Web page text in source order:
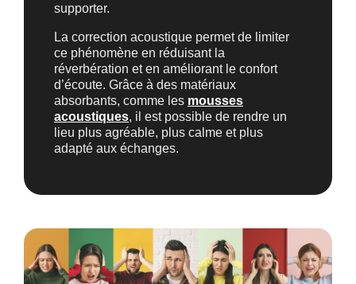
supporter.
La correction acoustique permet de limiter
ce phénomène en réduisant la
réverbération et en améliorant le confort
d’écoute. Grâce à des matériaux
absorbants, comme les mousses
acoustiques, il est possible de rendre un
lieu plus agréable, plus calme et plus
adapté aux échanges.